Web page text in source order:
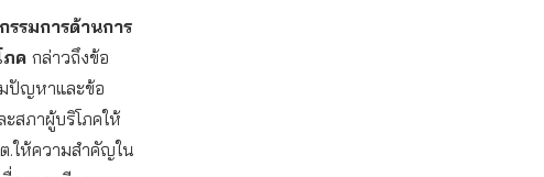
รมการด้านการ
ภค กล่าวถึงข้อ
มปัญหาและข้อ
สภาผู้บริโภคให้
.ให้ความสำคัญใน